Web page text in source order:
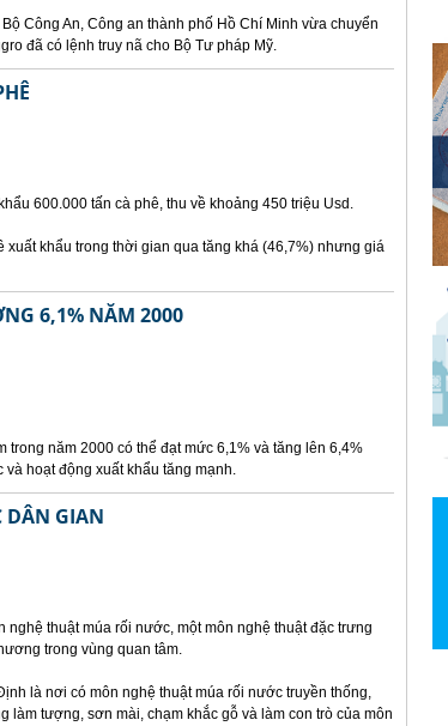
Công An, Công an thành phố Hồ Chí Minh vừa chuyển
đã có lệnh truy nã cho Bộ Tư pháp Mỹ.
600.000 tấn cà phê, thu về khoảng 450 triệu Usd.
khẩu trong thời gian qua tăng khá (46,7%) nhưng giá
6,1% NĂM 2000
năm 2000 có thể đạt mức 6,1% và tăng lên 6,4%
hoạt động xuất khẩu tăng mạnh.
DÂN GIAN
thuật múa rối nước, một môn nghệ thuật đặc trưng
trong vùng quan tâm.
là nơi có môn nghệ thuật múa rối nước truyền thống,
làm tượng, sơn mài, chạm khắc gỗ và làm con trò của môn